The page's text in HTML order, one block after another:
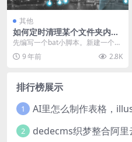
其他
如何定时清理某个文件夹内的
文件
先编写一个bat小脚本。新建一个文
本文件，在里面输入 @echo off de
l... 9 年前 2.8K
排行榜展示
1 AI里怎么制作表格，
2 dedecms织梦整合阿里